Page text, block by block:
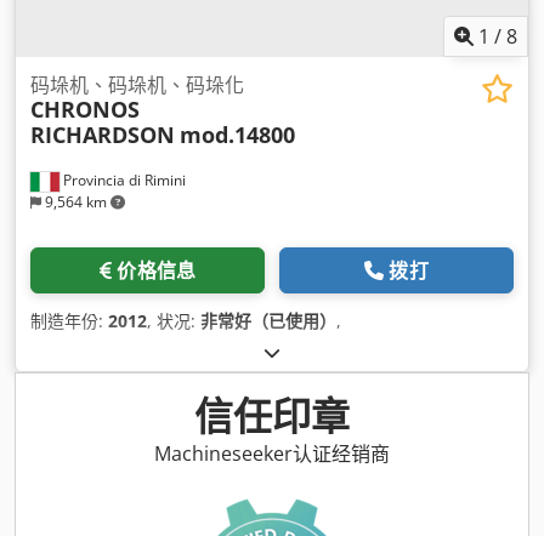
1 /8
Provincia di Rimini
9,564 km
码垛机、码垛机、码垛化
CHRONOS
RICHARDSON mod.14800
价格信息 拨打
制造年份: 2012, 状况: 非常好（已使用） ,
信任印章
Machineseeker认证经销商